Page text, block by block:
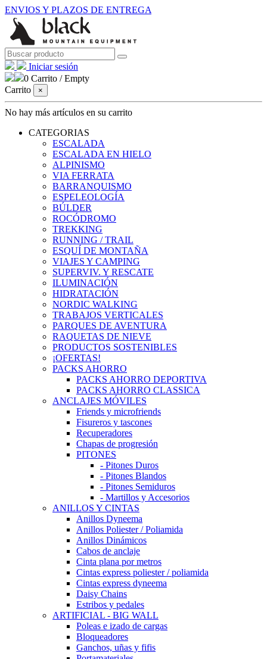
ENVIOS Y PLAZOS DE ENTREGA
Iniciar sesión
0 Carrito /Empty
Carrito
×
No hay más artículos en su carrito
CATEGORIAS
ESCALADA
ESCALADA EN HIELO
ALPINISMO
VIA FERRATA
BARRANQUISMO
ESPELEOLOGÍA
BÚLDER
ROCÓDROMO
TREKKING
RUNNING / TRAIL
ESQUÍ DE MONTAÑA
VIAJES Y CAMPING
SUPERVIV. Y RESCATE
ILUMINACIÓN
HIDRATACIÓN
NORDIC WALKING
TRABAJOS VERTICALES
PARQUES DE AVENTURA
RAQUETAS DE NIEVE
PRODUCTOS SOSTENIBLES
¡OFERTAS!
PACKS AHORRO
PACKS AHORRO DEPORTIVA
PACKS AHORRO CLASSICA
ANCLAJES MÓVILES
Friends y microfriends
Fisureros y tascones
Recuperadores
Chapas de progresión
PITONES
- Pitones Duros
- Pitones Blandos
- Pitones Semiduros
- Martillos y Accesorios
ANILLOS Y CINTAS
Anillos Dyneema
Anillos Poliester / Poliamida
Anillos Dinámicos
Cabos de anclaje
Cinta plana por metros
Cintas express poliester / poliamida
Cintas express dyneema
Daisy Chains
Estribos y pedales
ARTIFICIAL - BIG WALL
Poleas e izado de cargas
Bloqueadores
Ganchos, uñas y fifis